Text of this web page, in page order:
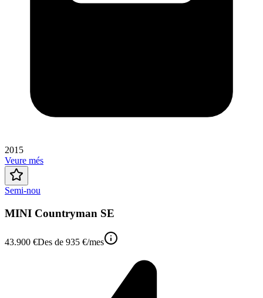
2015
Veure més
Semi-nou
MINI Countryman SE
43.900 €Des de 935 €/mes